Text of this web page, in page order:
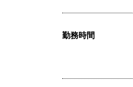
勤務時間